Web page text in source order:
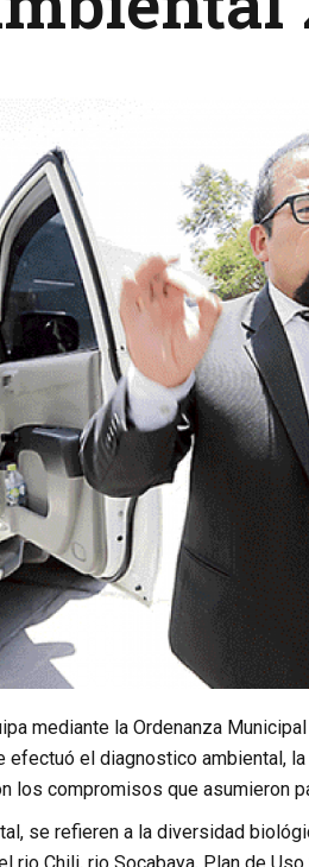
mediante la Ordenanza
efectuó el diagnostico ambiental,
los compromisos que asumieron
se refieren a la diversidad